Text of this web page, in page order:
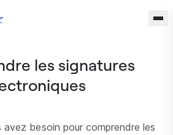
les signatures
besoin pour comprendre les